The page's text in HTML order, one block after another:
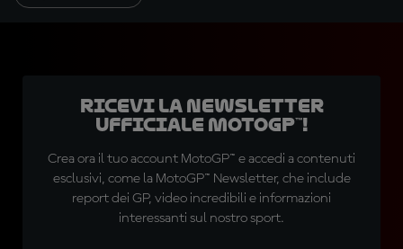
Ricevi la newsletter
ufficiale MotoGP™!
Crea ora il tuo account MotoGP™ e accedi a contenuti
esclusivi, come la MotoGP™ Newsletter, che include
report dei GP, video incredibili e informazioni
interessanti sul nostro sport.